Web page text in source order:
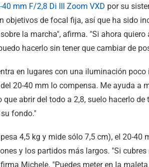
40 mm F/2,8 Di III Zoom VXD por su
de focal fija, así que ha sido
la marcha", afirma. "Si ahora
hacerlo sin tener que cambiar de
en lugares con una iluminación
20-40 mm lo compensa. Me ayuda a
abrir del todo a 2,8, suelo hacerlo de
fondo."
4,5 kg y mide sólo 7,5 cm), el 20-40
y los partidos más largos. "Si
Michele. "Puedes meter en la